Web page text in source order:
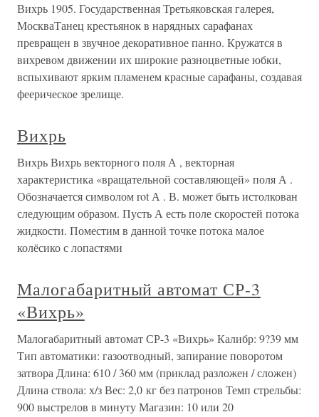
Вихрь 1905. Государственная Третьяковская галерея,
МоскваТанец крестьянок в нарядных сарафанах
превращен в звучное декоративное панно. Кружатся в
вихревом движении их широкие разноцветные юбки,
вспыхивают ярким пламенем красные сарафаны, создавая
феерическое зрелище.
Вихрь
Вихрь Вихрь векторного поля А , векторная
характеристика «вращательной составляющей» поля А .
Обозначается символом rot А . В. может быть истолкован
следующим образом. Пусть А есть поле скоростей потока
жидкости. Поместим в данной точке потока малое
колёсико с лопастями
Малогабаритный автомат СР-3
«Вихрь»
Малогабаритный автомат СР-3 «Вихрь» Калибр: 9?39 мм
Тип автоматики: газоотводный, запирание поворотом
затвора Длина: 610 / 360 мм (приклад разложен / сложен)
Длина ствола: х/з Вес: 2,0 кг без патронов Темп стрельбы:
900 выстрелов в минуту Магазин: 10 или 20